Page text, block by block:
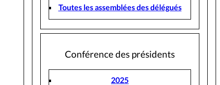
Toutes les assemblées des délégués
Conférence des présidents
2025